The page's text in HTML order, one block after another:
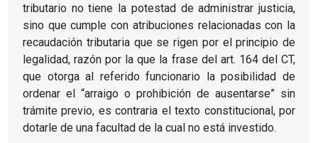
tributario no tiene la potestad de administrar justicia,
sino que cumple con atribuciones relacionadas con la
recaudación tributaria que se rigen por el principio de
legalidad, razón por la que la frase del art. 164 del CT,
que otorga al referido funcionario la posibilidad de
ordenar el “arraigo o prohibición de ausentarse” sin
trámite previo, es contraria el texto constitucional, por
dotarle de una facultad de la cual no está investido.